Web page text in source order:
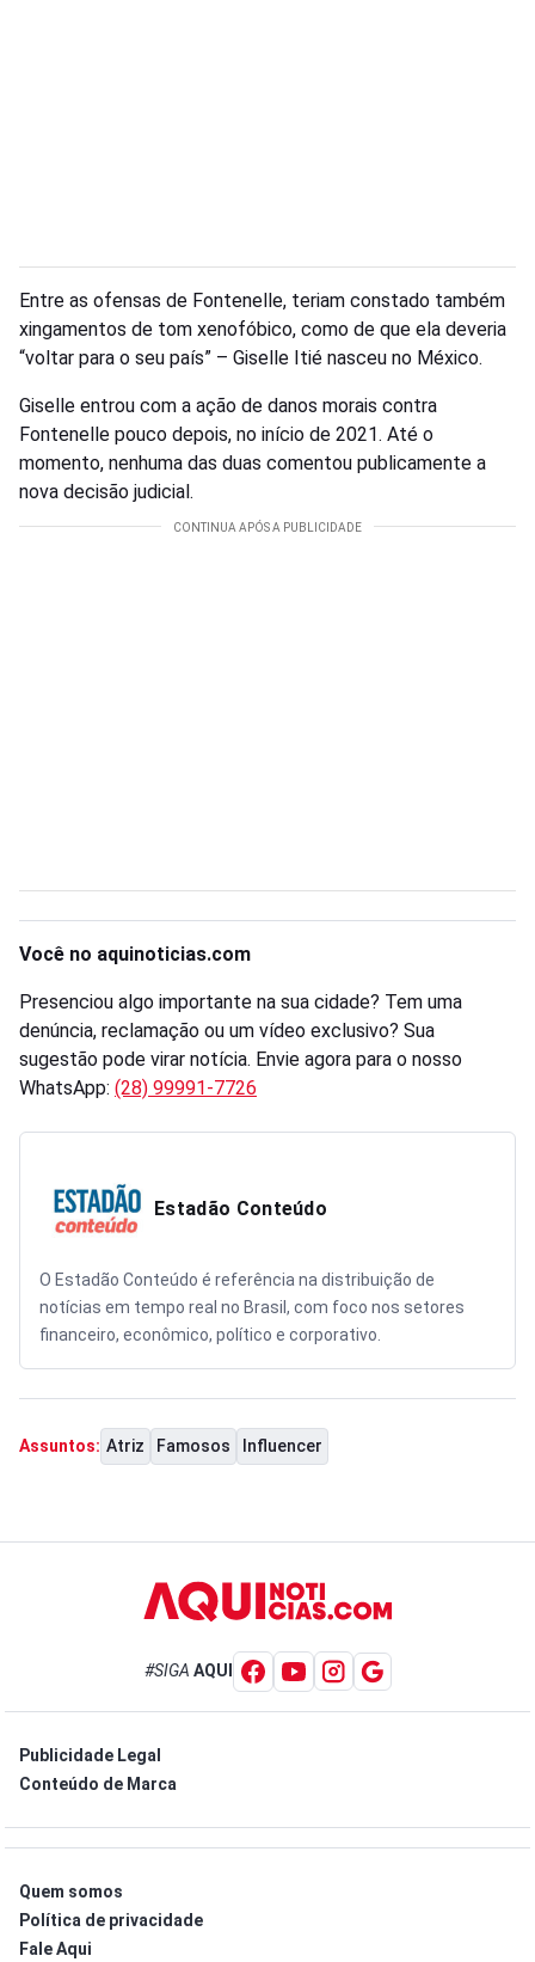
Entre as ofensas de Fontenelle, teriam constado também
xingamentos de tom xenofóbico, como de que ela deveria
“voltar para o seu país” – Giselle Itié nasceu no México.
Giselle entrou com a ação de danos morais contra
Fontenelle pouco depois, no início de 2021. Até o
momento, nenhuma das duas comentou publicamente a
nova decisão judicial.
Você no aquinoticias.com
Presenciou algo importante na sua cidade? Tem uma
denúncia, reclamação ou um vídeo exclusivo? Sua
sugestão pode virar notícia. Envie agora para o nosso
WhatsApp: (28) 99991-7726
Estadão Conteúdo
O Estadão Conteúdo é referência na distribuição de
notícias em tempo real no Brasil, com foco nos setores
financeiro, econômico, político e corporativo.
Assuntos: Atriz Famosos Influencer
#SIGA AQUI
Publicidade Legal
Conteúdo de Marca
Quem somos
Política de privacidade
Fale Aqui